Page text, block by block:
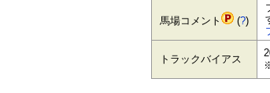
馬場コメント (?)
トラックバイアス